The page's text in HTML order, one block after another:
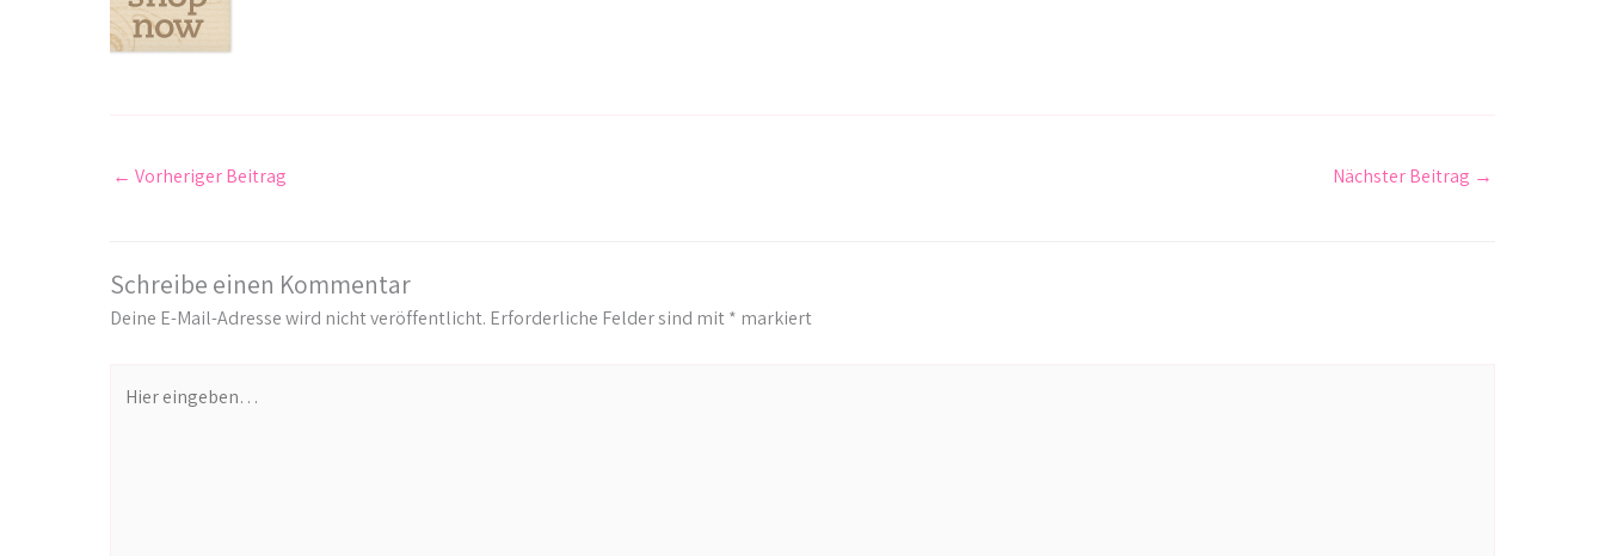
← Vorheriger Beitrag Nächster Beitrag →
Schreibe einen Kommentar
Deine E-Mail-Adresse wird nicht veröffentlicht. Erforderliche Felder sind mit* markiert
eingeben…